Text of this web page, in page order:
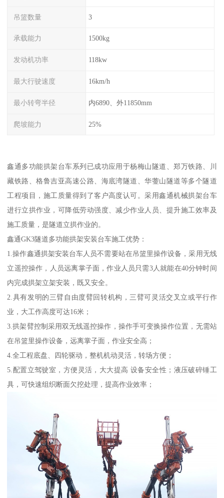
吊篮数量 3
承载能力 1500kg
发动机功率 118kw
最大行驶速度 16km/h
最小转弯半径 内6890、外11850mm
爬坡能力 25%
鑫通多功能拱架台车系列已成功应用于杨梅山隧道、郑万铁路、川
藏铁路、格鲁吉亚高速公路、海底湾隧道、华蓥山隧道等多个隧道
工程项目，施工质量得到了客户高度认可。采用鑫通机械拱架台车
进行立拱作业，可降低劳动强度、减少作业人员、提升施工效率及
施工质量，是隧道立拱作业的。
鑫通GK3隧道多功能拱架安装台车施工优势：
1.操作鑫通拱架安装台车人员不需要站在吊篮里操作设备，采用无线
立遥控操作，人员远离掌子面，作业人员只需3人就能在40分钟时间
内完成拱架立架安装，既又安全。
2.具有发明的三臂自由度臂回转机构，三臂可灵活交叉立或平行作
业，大工作高度可达16米；
3.拱架臂控制采用双无线遥控操作，操作手可变换操作位置，无需站
在吊篮里操作设备，远离掌子面，作业安全高；
4.全工程底盘、四轮驱动，整机机动灵活，转场方便；
5.配置立驾驶室，方便灵活，大大提高 设备安全性；液压破碎锤工
具，可快速组织断面欠挖处理，提高作业效率；